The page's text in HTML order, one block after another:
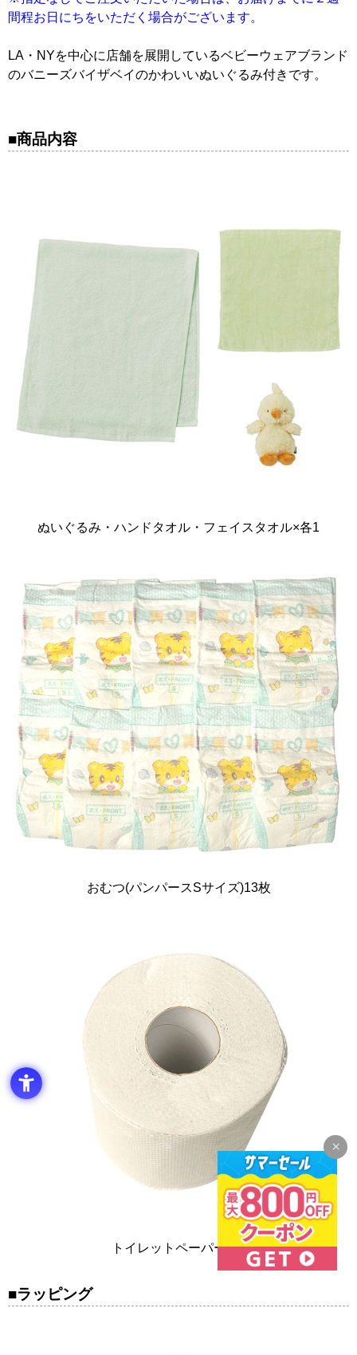
間程お日にちをいただく場合がございます。
LA・NYを中心に店舗を展開しているベビーウェアブランド
のバニーズバイザベイのかわいいぬいぐるみ付きです。
商品内容
ぬいぐるみ・ハンドタオル・フェイスタオル×各1
おむつ(パンパースSサイズ)13枚
トイレットペーパー1本
ラッピング